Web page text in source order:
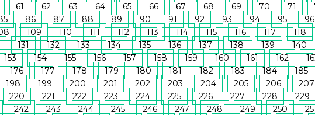
61
62 63 64 65 66 67 68 69 70 71
86 87 88 89 90 91 92 93 94 95 96
109 110 111 112 113 114 115 116 117 118
131
132 133 134 135 136 137 138 139 140
153
154 155 156 157 158 159 160 161 162
176
177 178 179 180 181 182 183 184 185
198
199 200 201 202 203 204 205 206 207
220
221 222 223 224 225 226 227 228 229
242
243 244 245 246 247 248 249 250